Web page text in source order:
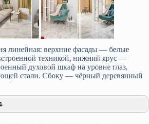
линейная: верхние фасады — белые
техникой, нижний ярус —
духовой шкаф на уровне глаз,
стали. Сбоку — чёрный деревянный